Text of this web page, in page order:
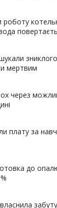
мертвим
через
плату за
до